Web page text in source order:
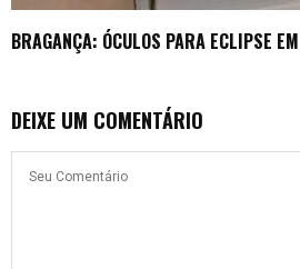
BRAGANÇA: ÓCULOS PARA ECLIPSE
DEIXE UM COMENTÁRIO